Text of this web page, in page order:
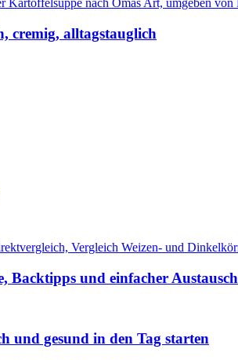
cremig, alltagstauglich
Backtipps und einfacher Austausch
und gesund in den Tag starten